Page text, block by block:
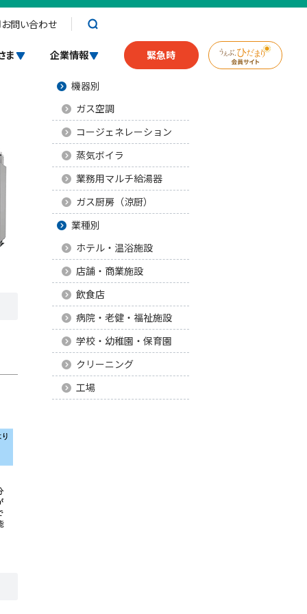
お問い合わせ
ま 企業情報 緊急時
業務用ガス機器
機器別
ガス空調
コージェネレーション
蒸気ボイラ
業務用マルチ給湯器
ガス厨房（涼厨）
業種別
ホテル・温浴施設
店舗・商業施設
飲食店
病院・老健・福祉施設
学校・幼稚園・保育園
クリーニング
工場